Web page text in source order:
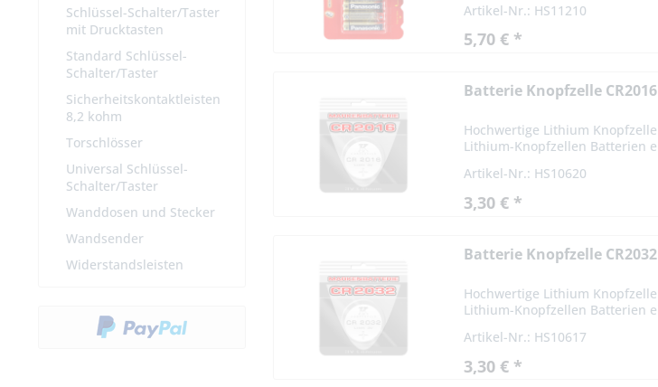
Schlüssel-Schalter/Taster
mit Drucktasten
Standard Schlüssel-
Schalter/Taster
Sicherheitskontaktleisten
8,2 kohm
Torschlösser
Universal Schlüssel-
Schalter/Taster
Wanddosen und Stecker
Wandsender
Widerstandsleisten
Artikel-Nr.: HS11210
5,70 € *
Batterie Knopfzelle
Hochwertige Lithium
Lithium-Knopfzellen Batterien
Artikel-Nr.: HS10620
3,30 € *
Batterie Knopfzelle
Hochwertige Lithium
Lithium-Knopfzellen Batterien
Artikel-Nr.: HS10617
3,30 € *